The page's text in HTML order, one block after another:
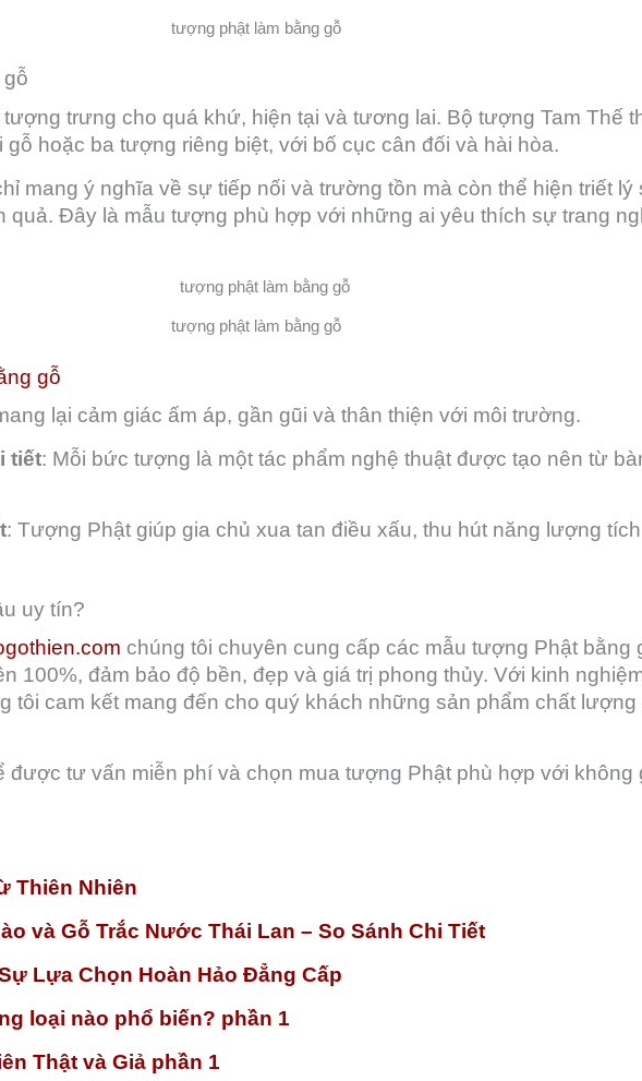
tượng phật làm bằng gỗ
tượng trưng cho quá khứ, hiện tại và tương lai. Bộ tượng Tam Thế
hoặc ba tượng riêng biệt, với bố cục cân đối và hài hòa.
mang ý nghĩa về sự tiếp nối và trường tồn mà còn thể hiện triết lý
quả. Đây là mẫu tượng phù hợp với những ai yêu thích sự trang
tượng phật làm bằng gỗ
gỗ
lại cảm giác ấm áp, gần gũi và thân thiện với môi trường.
tiết: Mỗi bức tượng là một tác phẩm nghệ thuật được tạo nên từ
: Tượng Phật giúp gia chủ xua tan điều xấu, thu hút năng lượng
uy tín?
chúng tôi chuyên cung cấp các mẫu tượng Phật bằng
100%, đảm bảo độ bền, đẹp và giá trị phong thủy. Với kinh
tôi cam kết mang đến cho quý khách những sản phẩm chất lượng
được tư vấn miễn phí và chọn mua tượng Phật phù hợp với không
Thiên Nhiên
và Gỗ Trắc Nước Thái Lan – So Sánh Chi Tiết
Lựa Chọn Hoàn Hảo Đẳng Cấp
loại nào phổ biến? phần 1
Thật và Giả phần 1